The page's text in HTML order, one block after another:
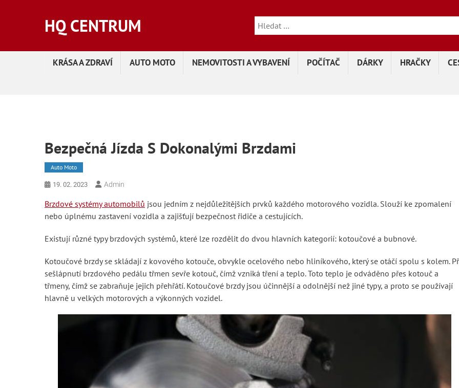
HQ CENTRUM
KRÁSA A ZDRAVÍ AUTO MOTO NEMOVITOSTI A VYBAVENÍ POČÍTAČ DÁRKY HRAČKY
Bezpečná Jízda S Dokonalými Brzdami
Auto Moto
19. 02. 2023 Admin
Brzdové systémy automobilů jsou jedním z nejdůležitějších prvků každého motorového vozidla. Slouží ke zpomalení
nebo úplnému zastavení vozidla a zajišťují bezpečnost řidiče a cestujících.
Existují různé typy brzdových systémů, které lze rozdělit do dvou hlavních kategorií: kotoučové a bubnové.
Kotoučové brzdy se skládají z kovového kotouče, obvykle ocelového nebo hliníkového, který se otáčí spolu s kolem.
sešlápnutí brzdového pedálu třmen sevře kotouč, čímž vzniká tření a teplo. Toto teplo je odváděno přes kotouč a
třmeny, čímž se zabraňuje jejich přehřátí. Kotoučové brzdy jsou účinnější a odolnější než jiné typy, a proto se používají
hlavně u velkých motorových a výkonných vozidel.